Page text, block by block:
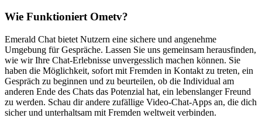
Wie Funktioniert Ometv?
Emerald Chat bietet Nutzern eine sichere und angenehme
Umgebung für Gespräche. Lassen Sie uns gemeinsam herausfinden,
wie wir Ihre Chat-Erlebnisse unvergesslich machen können. Sie
haben die Möglichkeit, sofort mit Fremden in Kontakt zu treten, ein
Gespräch zu beginnen und zu beurteilen, ob die Individual am
anderen Ende des Chats das Potenzial hat, ein lebenslanger Freund
zu werden. Schau dir andere zufällige Video-Chat-Apps an, die dich
sicher und unterhaltsam mit Fremden weltweit verbinden.